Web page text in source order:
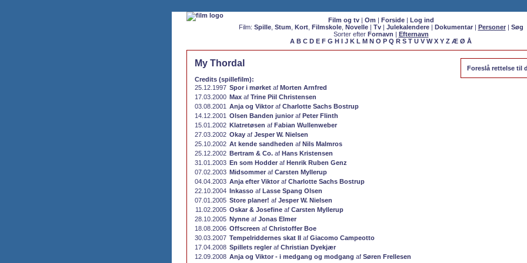
Film og tv| Om | Forside| Log ind
Film: Spille, Stum Kort, Filmskole, Novelle| Tv| Julekalendere| Dokumentar| Personer| Søg
Sorter efter Fornavn | Efternavn
A B C D E F G H I J K L M N O P Q R S T U V WX Y Z Æ Ø Å
Foreslå rettelse til
My Thordal
Credits (spillefilm):
25.12.1997 Spor i mørket af Morten Arnfred
17.03.2000 Max af Trine Piil Christensen
03.08.2001 Anja og Viktor af Charlotte Sachs Bostrup
14.12.2001 Olsen Banden junior af Peter Flinth
15.01.2002 Klatretøsen af Fabian Wullenweber
27.03.2002 Okay af Jesper W. Nielsen
25.10.2002 At kende sandheden af Nils Malmros
25.12.2002 Bertram & Co. af Hans Kristensen
31.01.2003 En som Hodder af Henrik Ruben Genz
07.02.2003 Midsommer af Carsten Myllerup
04.04.2003 Anja efter Viktor af Charlotte Sachs Bostrup
22.10.2004 Inkasso af Lasse Spang Olsen
07.01.2005 Store planer! af Jesper W. Nielsen
11.02.2005 Oskar & Josefine af Carsten Myllerup
28.10.2005 Nynne af Jonas Elmer
18.08.2006 Offscreen af Christoffer Boe
30.03.2007 Tempelriddernes skat II af Giacomo Campeotto
17.04.2008 Spillets regler af Christian Dyekjær
12.09.2008 Anja og Viktor - i medgang og modgang af Søren Frellesen